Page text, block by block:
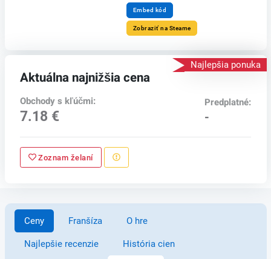
Embed kód
Zobraziť na Steame
Najlepšia ponuka
Aktuálna najnižšia cena
Obchody s kľúčmi:
7.18 €
Predplatné:
-
Zoznam želaní
Ceny Franšíza O hre
Najlepšie recenzie História cien